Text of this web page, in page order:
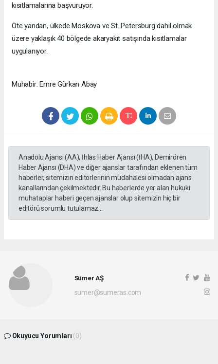
kısıtlamalarına başvuruyor.
Öte yandan, ülkede Moskova ve St. Petersburg dahil olmak
üzere yaklaşık 40 bölgede akaryakıt satışında kısıtlamalar
uygulanıyor.
Muhabir: Emre Gürkan Abay
Anadolu Ajansı (AA), İhlas Haber Ajansı (İHA), Demirören
Haber Ajansı (DHA) ve diğer ajanslar tarafından eklenen tüm
haberler, sitemizin editörlerinin müdahalesi olmadan ajans
kanallarından çekilmektedir. Bu haberlerde yer alan hukuki
muhataplar haberi geçen ajanslar olup sitemizin hiç bir
editörü sorumlu tutulamaz...
Sümer AŞ
sumer@sumeras.com
Okuyucu Yorumları (0)